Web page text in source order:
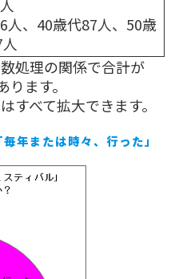
人、40歳代87人、50歳
処理の関係で合計が
ます。
べて拡大できます。
年または時々、行った」